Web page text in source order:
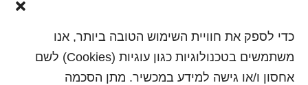
כדי לספק את חוויית השימוש הטובה ביותר, אנו
משתמשים בטכנולוגיות כגון עוגיות (Cookies) לשם
אחסון ו/או גישה למידע במכשיר. מתן הסכמה